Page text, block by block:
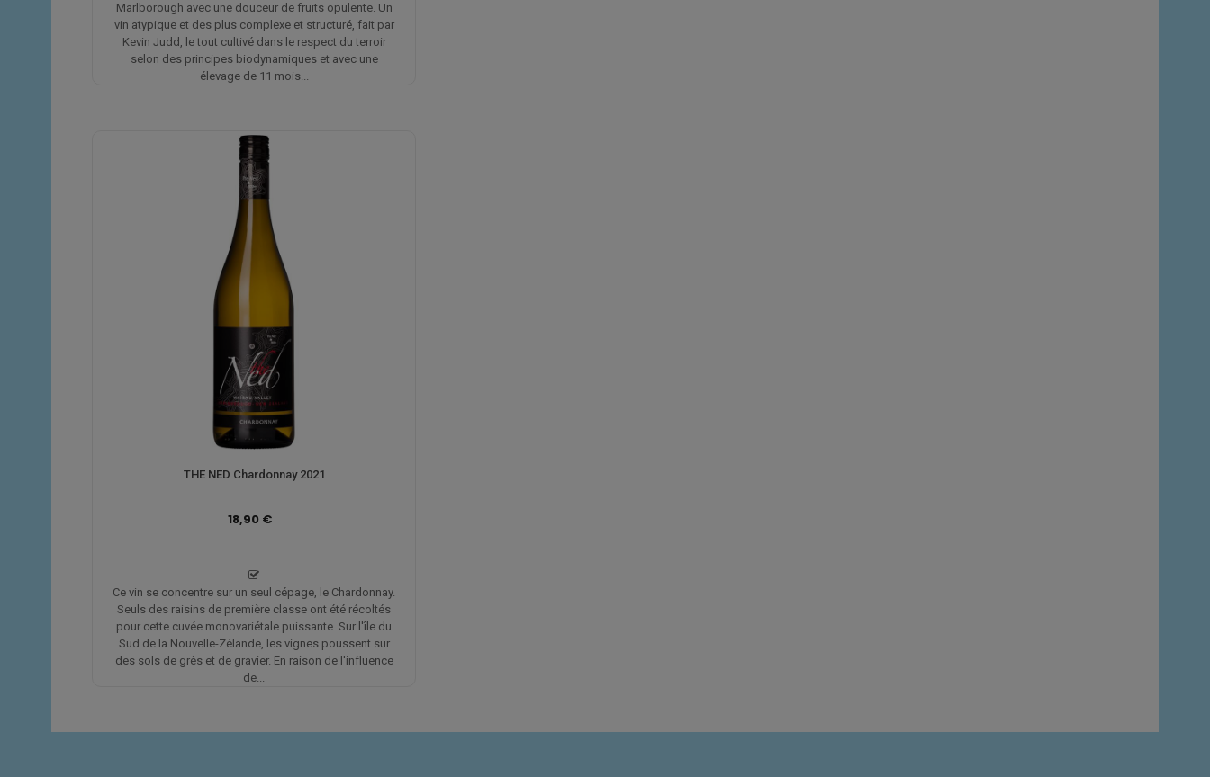
Marlborough avec une douceur de fruits opulente. Un
vin atypique et des plus complexe et structuré, fait par
Kevin Judd, le tout cultivé dans le respect du terroir
selon des principes biodynamiques et avec une
élevage de 11 mois...
THE NED Chardonnay 2021
18,90 €
Ce vin se concentre sur un seul cépage, le Chardonnay.
Seuls des raisins de première classe ont été récoltés
pour cette cuvée monovariétale puissante. Sur l'île du
Sud de la Nouvelle-Zélande, les vignes poussent sur
des sols de grès et de gravier. En raison de l'influence
de...